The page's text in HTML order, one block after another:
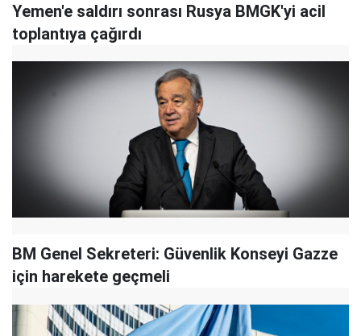
Yemen'e saldırı sonrası Rusya BMGK'yi acil
toplantıya çağırdı
BM Genel Sekreteri: Güvenlik Konseyi Gazze
için harekete geçmeli